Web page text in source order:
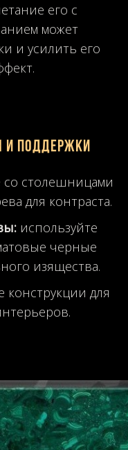
его с
может
и усилить его
и поддержки
со столешницами
для контраста.
используйте
черные
изящества.
для